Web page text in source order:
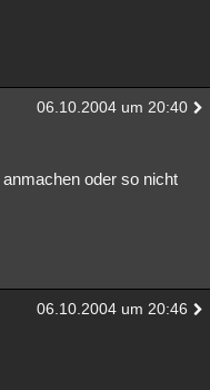
06.10.2004 um 20:40
oder so nicht
06.10.2004 um 20:46